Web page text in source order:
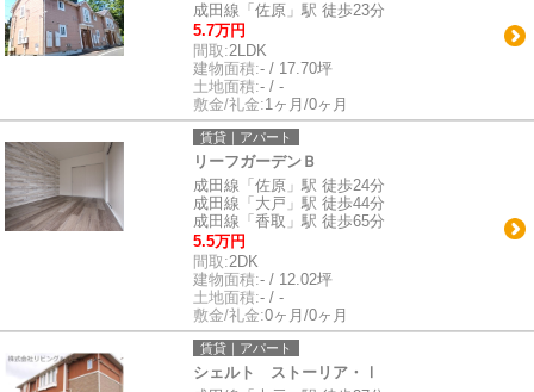
成田線「佐原」駅 徒歩23分
5.7万円
間取:2LDK
建物面積:- / 17.70坪
土地面積:- / -
敷金/礼金:1ヶ月/0ヶ月
賃貸｜アパート
リーフガーデンＢ
成田線「佐原」駅 徒歩24分
成田線「大戸」駅 徒歩44分
成田線「香取」駅 徒歩65分
5.5万円
間取:2DK
建物面積:- / 12.02坪
土地面積:- / -
敷金/礼金:0ヶ月/0ヶ月
賃貸｜アパート
シェルト ストーリア・Ⅰ